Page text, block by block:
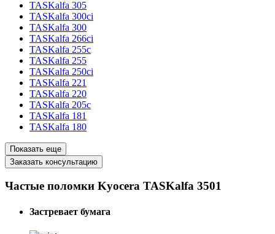
TASKalfa 305
TASKalfa 300ci
TASKalfa 300
TASKalfa 266ci
TASKalfa 255c
TASKalfa 255
TASKalfa 250ci
TASKalfa 221
TASKalfa 220
TASKalfa 205c
TASKalfa 181
TASKalfa 180
Показать еще
Заказать консультацию
Частые поломки Kyocera TASKalfa 3501
Застревает бумага